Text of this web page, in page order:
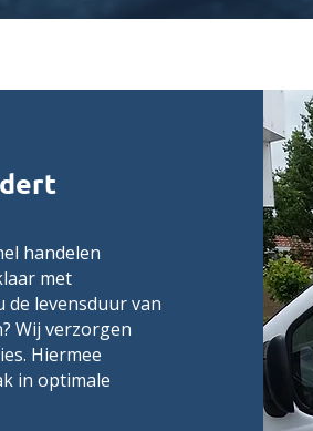
handelen
met
de levensduur van
Wij verzorgen
Hiermee
in optimale